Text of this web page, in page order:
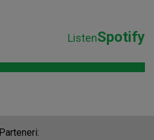
ListenSpotify
Parteneri: